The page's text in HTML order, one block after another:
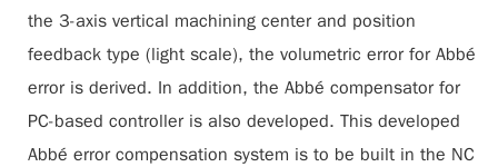
the 3-axis vertical machining center and position
feedback type (light scale), the volumetric error for Abbé
error is derived. In addition, the Abbé compensator for
PC-based controller is also developed. This developed
Abbé error compensation system is to be built in the NC